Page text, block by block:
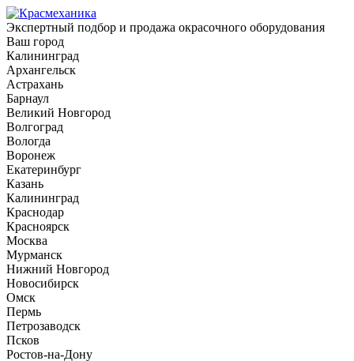
Экспертный подбор и продажа окрасочного оборудования
Ваш город
Калининград
Архангельск
Астрахань
Барнаул
Великий Новгород
Волгоград
Вологда
Воронеж
Екатеринбург
Казань
Калининград
Краснодар
Красноярск
Москва
Мурманск
Нижний Новгород
Новосибирск
Омск
Пермь
Петрозаводск
Псков
Ростов-на-Дону